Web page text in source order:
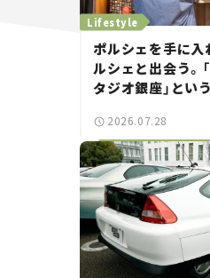
Lifestyle
ポルシェを手に入
ルシェと出会う。
タジオ銀座」とい
する？＜第14回＞
2026.07.28